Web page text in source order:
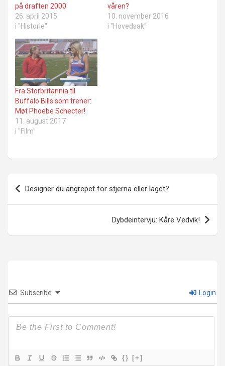
på draften 2000
26. april 2015
i "Historie"
våren?
10. november 2016
i "Hovedsak"
Fra Storbritannia til
Buffalo Bills som trener:
Møt Phoebe Schecter!
11. august 2017
i "Film"
Innleggsnavigasjon
Designer du angrepet for stjerna eller laget?
Dybdeintervju: Kåre Vedvik!
Subscribe Login
{} [+]